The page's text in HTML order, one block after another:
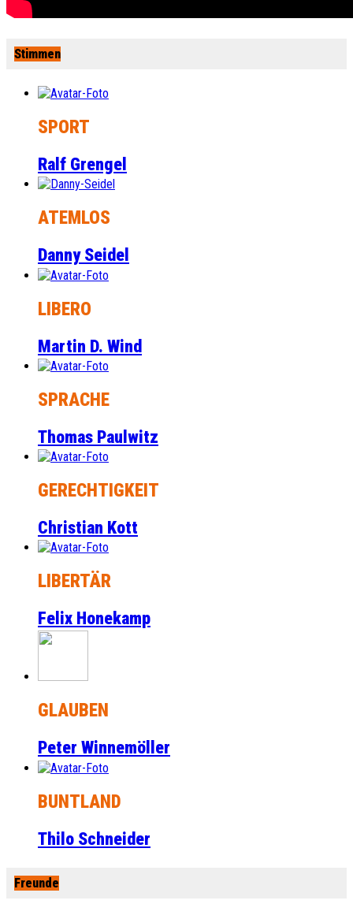
Stimmen
SPORT
Ralf Grengel
ATEMLOS
Danny Seidel
LIBERO
Martin D. Wind
SPRACHE
Thomas Paulwitz
GERECHTIGKEIT
Christian Kott
LIBERTÄR
Felix Honekamp
GLAUBEN
Peter Winnemöller
BUNTLAND
Thilo Schneider
Freunde